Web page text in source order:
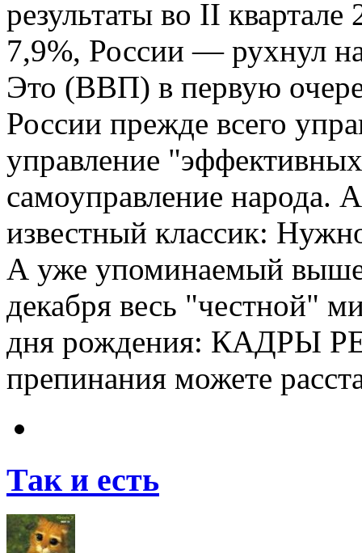
результаты во II
7,9%, России — рухнул
Это (ВВП) в первую
России прежде всего
управление
самоуправление народа.
известный классик:
А уже упоминаемый
декабря весь "честной"
дня рождения: КАДРЫ
препинания можете
Так и есть